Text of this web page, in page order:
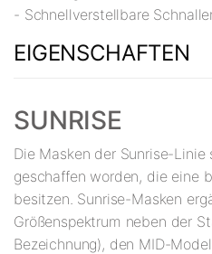
- Schnellverstellbare
EIGENSCHAFTEN
SUNRISE
Die Masken der Sunrise-
geschaffen worden, die eine
besitzen. Sunrise-Masken
Größenspektrum neben der
Bezeichnung), den MID-